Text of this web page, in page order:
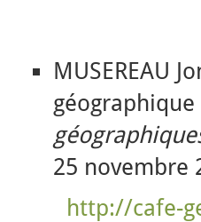
MUSEREAU
25 novembre
http://cafe-